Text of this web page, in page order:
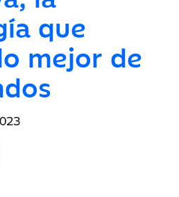
que
mejor de